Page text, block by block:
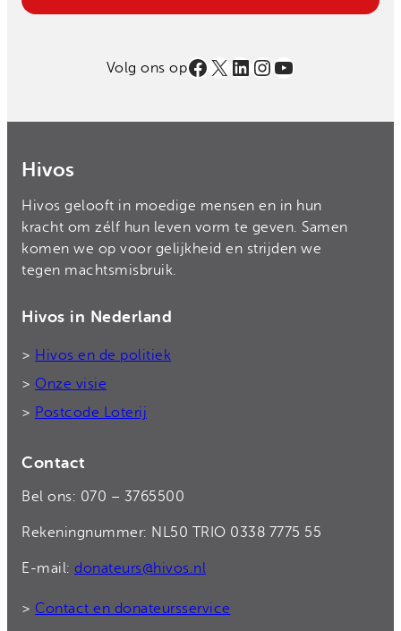
Volg ons opFacebook
X LinkedIn
Instagram
YouTube
Hivos
Hivos gelooft in moedige mensen en in hun
kracht om zélf hun leven vorm te geven. Samen
komen we op voor gelijkheid en strijden we
tegen machtsmisbruik.
Hivos in Nederland
> Hivos en de politiek
> Onze visie
> Postcode Loterij
Contact
Bel ons: 070 – 3765500
Rekeningnummer: NL50 TRIO 0338 7775 55
E-mail: donateurs@hivos.nl
> Contact en donateursservice